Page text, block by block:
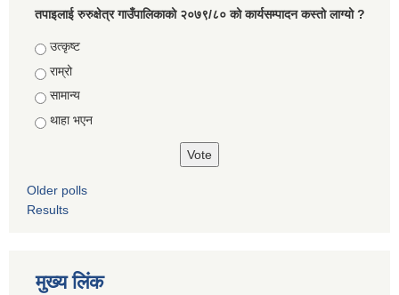
तपाइलाई रुरुक्षेत्र गाउँपालिकाको २०७९/८० को कार्यसम्पादन कस्तो लाग्यो ?
Choices
उत्कृष्ट
राम्रो
सामान्य
थाहा भएन
Older polls
Results
मुख्य लिंक